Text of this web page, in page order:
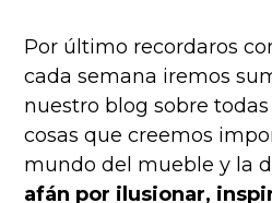
Por último recordaros
cada semana iremos
nuestro blog sobre
cosas que creemos
mundo del mueble y la
afán por ilusionar,